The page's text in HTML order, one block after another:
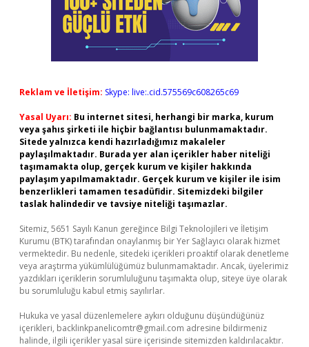
Reklam ve İletişim: Skype: live:.cid.575569c608265c69
Yasal Uyarı: Bu internet sitesi, herhangi bir marka, kurum
veya şahıs şirketi ile hiçbir bağlantısı bulunmamaktadır.
Sitede yalnızca kendi hazırladığımız makaleler
paylaşılmaktadır. Burada yer alan içerikler haber niteliği
taşımamakta olup, gerçek kurum ve kişiler hakkında
paylaşım yapılmamaktadır. Gerçek kurum ve kişiler ile isim
benzerlikleri tamamen tesadüfidir. Sitemizdeki bilgiler
taslak halindedir ve tavsiye niteliği taşımazlar.
Sitemiz, 5651 Sayılı Kanun gereğince Bilgi Teknolojileri ve İletişim
Kurumu (BTK) tarafından onaylanmış bir Yer Sağlayıcı olarak hizmet
vermektedir. Bu nedenle, sitedeki içerikleri proaktif olarak denetleme
veya araştırma yükümlülüğümüz bulunmamaktadır. Ancak, üyelerimiz
yazdıkları içeriklerin sorumluluğunu taşımakta olup, siteye üye olarak
bu sorumluluğu kabul etmiş sayılırlar.
Hukuka ve yasal düzenlemelere aykırı olduğunu düşündüğünüz
içerikleri, backlinkpanelicomtr@gmail.com adresine bildirmeniz
halinde, ilgili içerikler yasal süre içerisinde sitemizden kaldırılacaktır.